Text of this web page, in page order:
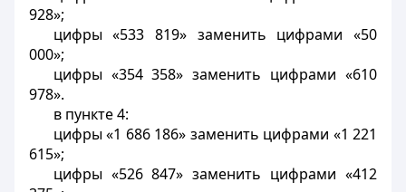
928»;
цифры «533 819» заменить цифрами «50
000»;
цифры «354 358» заменить цифрами «610
978».
в пункте 4:
цифры «1 686 186» заменить цифрами «1 221
615»;
цифры «526 847» заменить цифрами «412